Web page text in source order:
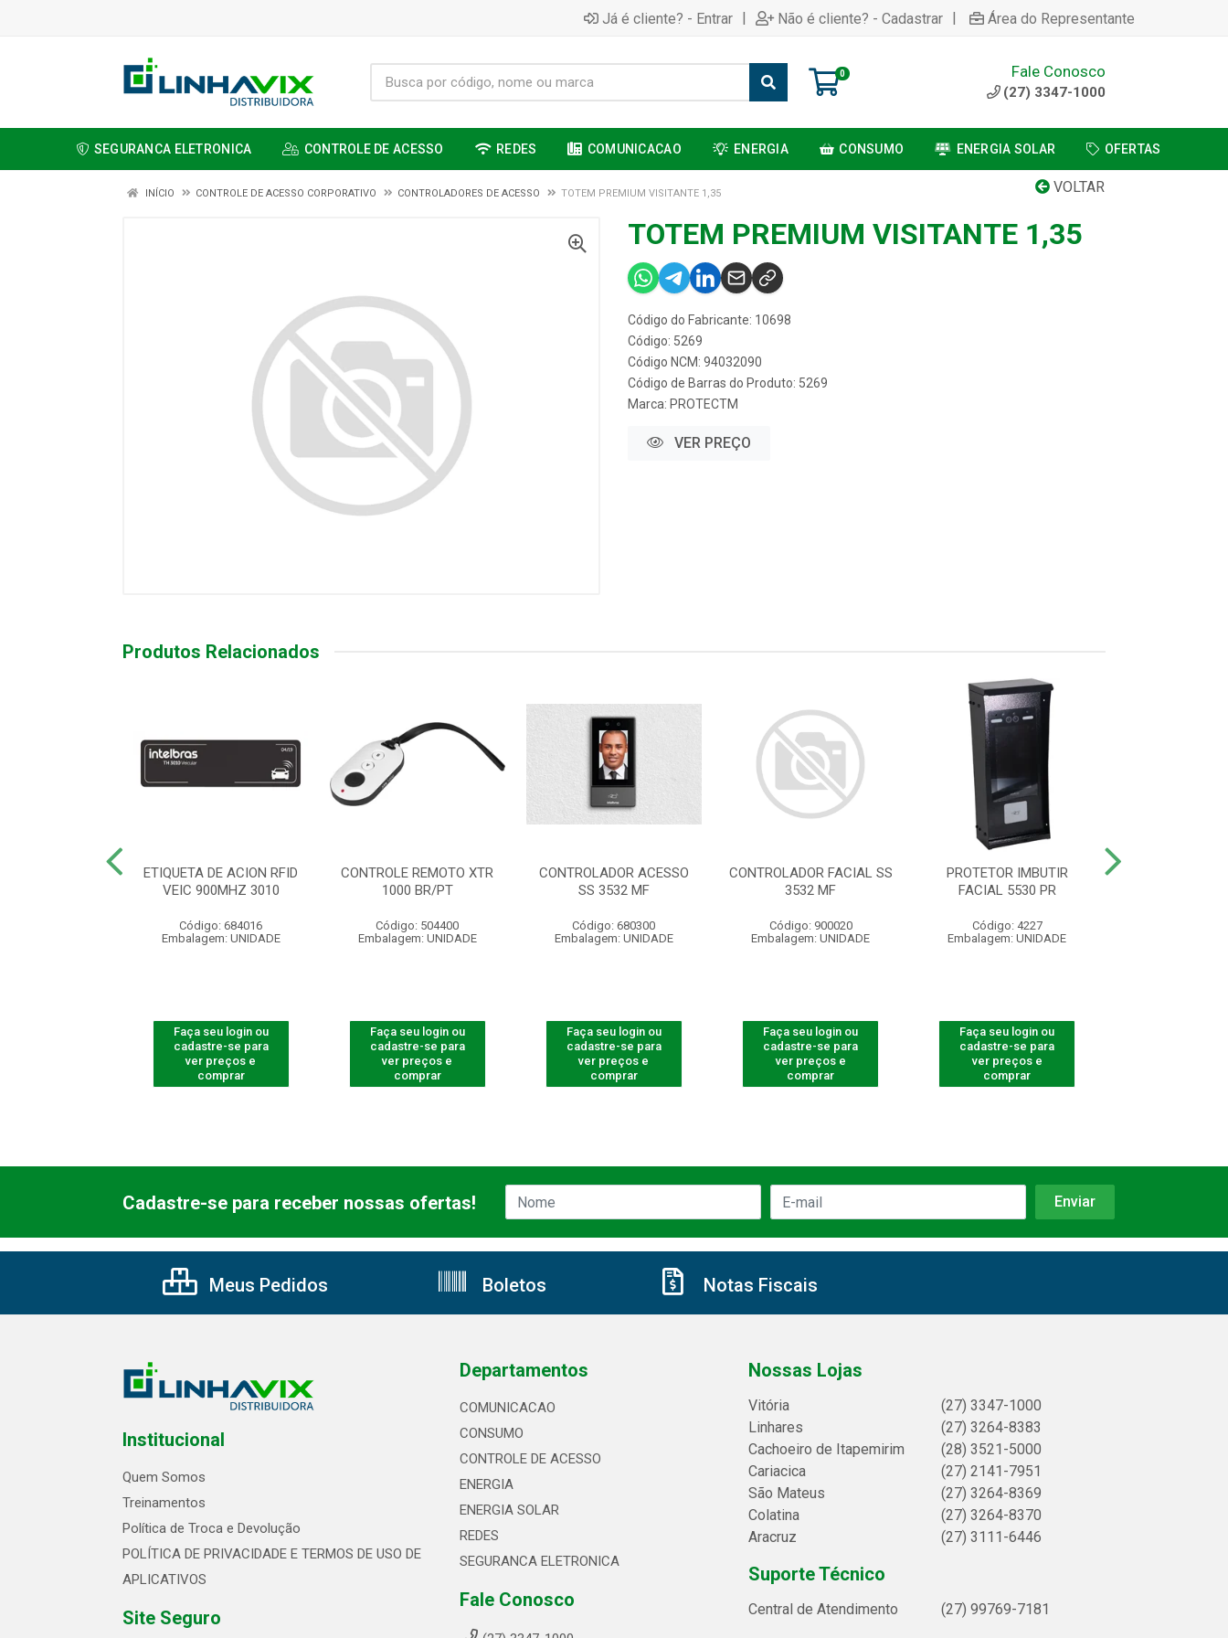
Já é cliente? - Entrar | Não é cliente? - Cadastrar | Área do Representante
0 Fale Conosco
(27) 3347-1000
SEGURANCA ELETRONICA CONTROLE DE ACESSO REDES COMUNICACAO ENERGIA CONSUMO ENERGIA SOLAR OFERTAS
VOLTAR
INÍCIO CONTROLE DE ACESSO CORPORATIVO CONTROLADORES DE ACESSO TOTEM PREMIUM VISITANTE 1,35
TOTEM PREMIUM VISITANTE 1,35
Código do Fabricante: 10698
Código: 5269
Código NCM: 94032090
Código de Barras do Produto: 5269
Marca: PROTECTM
VER PREÇO
Produtos Relacionados
ETIQUETA DE ACION RFID
VEIC 900MHZ 3010
Código: 684016
Embalagem: UNIDADE
Faça seu login ou
cadastre-se para
ver preços e
comprar
CONTROLE REMOTO XTR
1000 BR/PT
Código: 504400
Embalagem: UNIDADE
Faça seu login ou
cadastre-se para
ver preços e
comprar
CONTROLADOR ACESSO
SS 3532 MF
Código: 680300
Embalagem: UNIDADE
Faça seu login ou
cadastre-se para
ver preços e
comprar
CONTROLADOR FACIAL SS
3532 MF
Código: 900020
Embalagem: UNIDADE
Faça seu login ou
cadastre-se para
ver preços e
comprar
PROTETOR IMBUTIR
FACIAL 5530 PR
Código: 4227
Embalagem: UNIDADE
Faça seu login ou
cadastre-se para
ver preços e
comprar
Cadastre-se para receber nossas ofertas!
Meus Pedidos Boletos Notas Fiscais
Institucional
Quem Somos
Treinamentos
Política de Troca e Devolução
POLÍTICA DE PRIVACIDADE E TERMOS DE USO DE
APLICATIVOS
Site Seguro
Departamentos
COMUNICACAO
CONSUMO
CONTROLE DE ACESSO
ENERGIA
ENERGIA SOLAR
REDES
SEGURANCA ELETRONICA
Fale Conosco
Nossas Lojas
Vitória
(27) 3347-1000
Linhares
(27) 3264-8383
Cachoeiro de Itapemirim
(28) 3521-5000
Cariacica
(27) 2141-7951
São Mateus
(27) 3264-8369
Colatina
(27) 3264-8370
Aracruz
(27) 3111-6446
Suporte Técnico
Central de Atendimento (27) 99769-7181